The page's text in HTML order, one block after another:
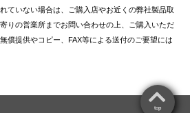
ていない場合は、ご購入店やお近くの弊社製品取
りの営業所までお問い合わせの上、ご購入いただ
償提供やコピー、FAX等による送付のご要望には
top